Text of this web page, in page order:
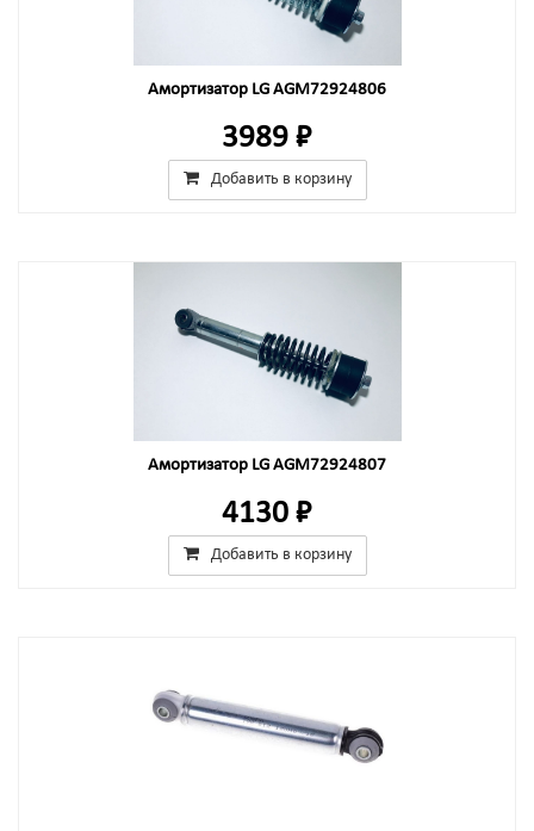
Амортизатор LG AGM72924806
3989 ₽
Добавить в корзину
Амортизатор LG AGM72924807
4130 ₽
Добавить в корзину